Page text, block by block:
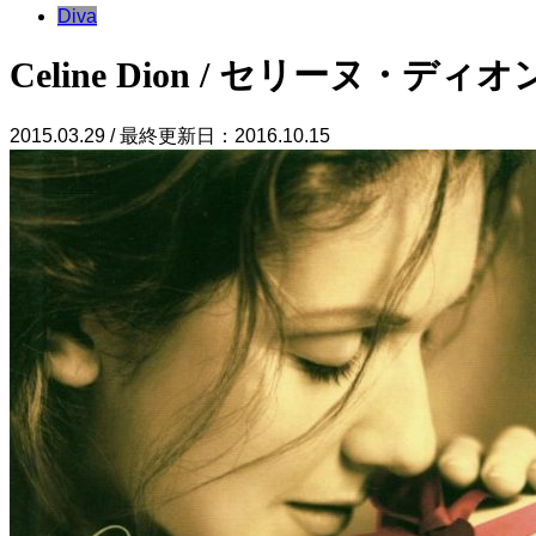
Diva
Celine Dion / セリーヌ・ディオ
2015.03.29 / 最終更新日：2016.10.15